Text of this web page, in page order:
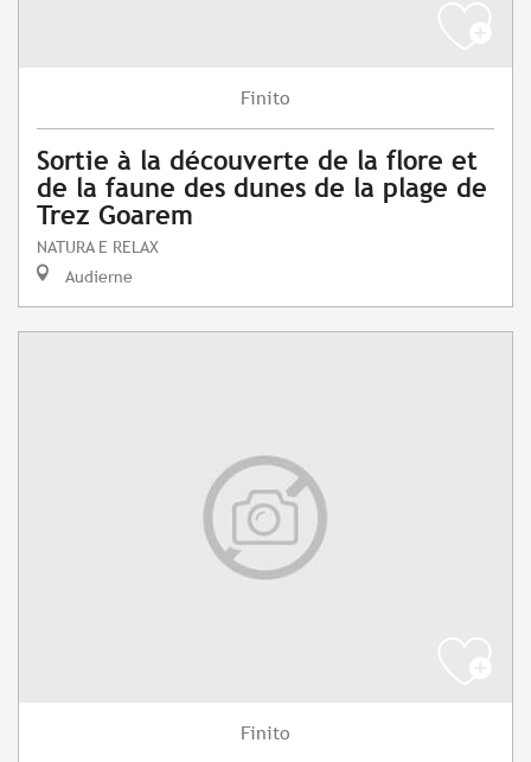
Finito
Sortie à la découverte de la flore et
de la faune des dunes de la plage de
Trez Goarem
NATURA E RELAX
Audierne
Finito